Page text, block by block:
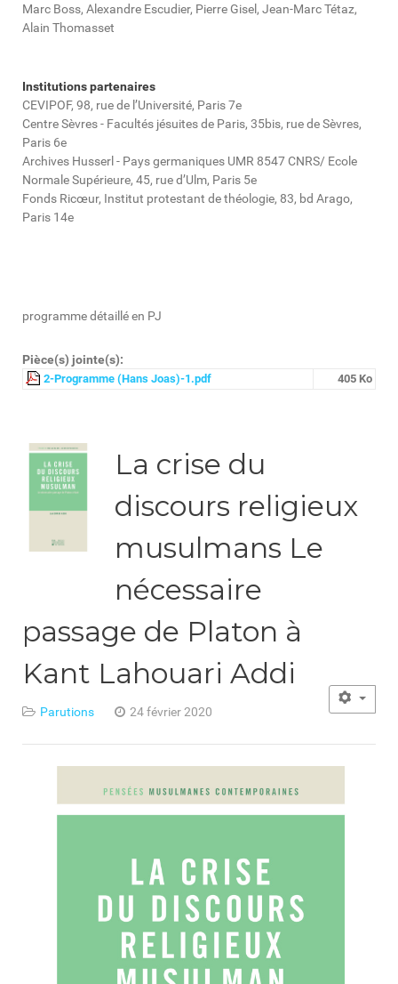
Marc Boss, Alexandre Escudier, Pierre Gisel, Jean-Marc Tétaz,
Alain Thomasset
Institutions partenaires
CEVIPOF, 98, rue de l’Université, Paris 7e
Centre Sèvres - Facultés jésuites de Paris, 35bis, rue de Sèvres,
Paris 6e
Archives Husserl - Pays germaniques UMR 8547 CNRS/ Ecole
Normale Supérieure, 45, rue d’Ulm, Paris 5e
Fonds Ricœur, Institut protestant de théologie, 83, bd Arago,
Paris 14e
programme détaillé en PJ
Pièce(s) jointe(s):
2-Programme (Hans Joas)-1.pdf 405 Ko
La crise du
discours religieux
musulmans Le
nécessaire
passage de Platon à
Kant Lahouari Addi
Parutions 24 février 2020